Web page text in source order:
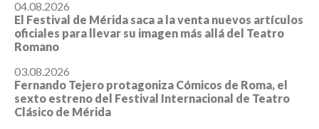
04.08.2026
El Festival de Mérida saca a la venta nuevos artículos
oficiales para llevar su imagen más allá del Teatro
Romano
03.08.2026
Fernando Tejero protagoniza Cómicos de Roma, el
sexto estreno del Festival Internacional de Teatro
Clásico de Mérida